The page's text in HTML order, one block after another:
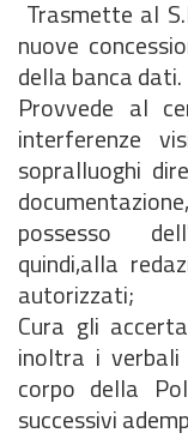
Trasmette al
nuove
della banca dati.
Provvede al
interferenze
sopralluoghi
possesso
quindi,alla
autorizzati;
Cura gli
inoltra i
corpo della
successivi